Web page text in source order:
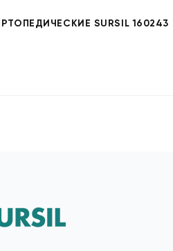
SURSIL 160243